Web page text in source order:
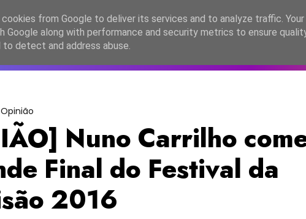
JESC2026 FC2026 EASC2026 PORTUGAL
Opinião
Nuno Carrilho
Final do Festival da
2016
from Google to deliver its services and to analyze traffic.
Google along with performance and security metrics to ensure
detect and address abuse.